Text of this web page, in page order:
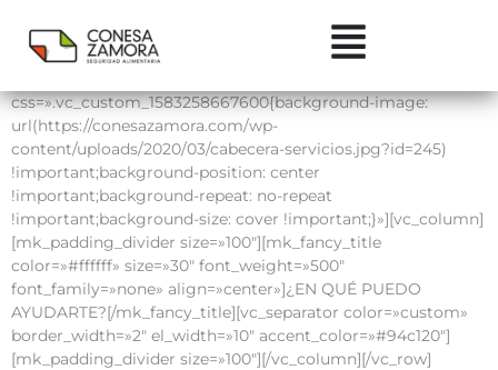
[vc_row][vc_column][mk_padding_divider][/vc_column]
css=».vc_custom_1583258667600{background-image:
url(https://conesazamora.com/wp-
content/uploads/2020/03/cabecera-servicios.jpg?id=245)
!important;background-position: center
!important;background-repeat: no-repeat
!important;background-size: cover !important;}»][vc_column]
[mk_padding_divider size=»100″][mk_fancy_title
color=»#ffffff» size=»30″ font_weight=»500″
font_family=»none» align=»center»]¿EN QUÉ PUEDO
AYUDARTE?[/mk_fancy_title][vc_separator color=»custom»
border_width=»2″ el_width=»10″ accent_color=»#94c120″]
[mk_padding_divider size=»100″][/vc_column][/vc_row]